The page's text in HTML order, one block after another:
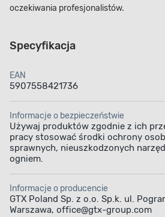
oczekiwania profesjonalistów.
Specyfikacja
EAN
5907558421736
Informacje o bezpieczeństwie
Używaj produktów zgodnie z ich
pracy stosować środki ochrony
sprawnych, nieuszkodzonych
ogniem.
Informacje o producencie
GTX Poland Sp. z o.o. Sp.k. ul.
Warszawa, office@gtx-group.com